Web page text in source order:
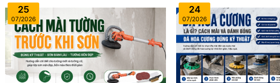
25
07/2026
24
07/2026